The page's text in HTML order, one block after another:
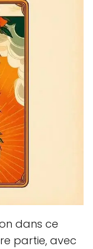
dans ce
partie, avec